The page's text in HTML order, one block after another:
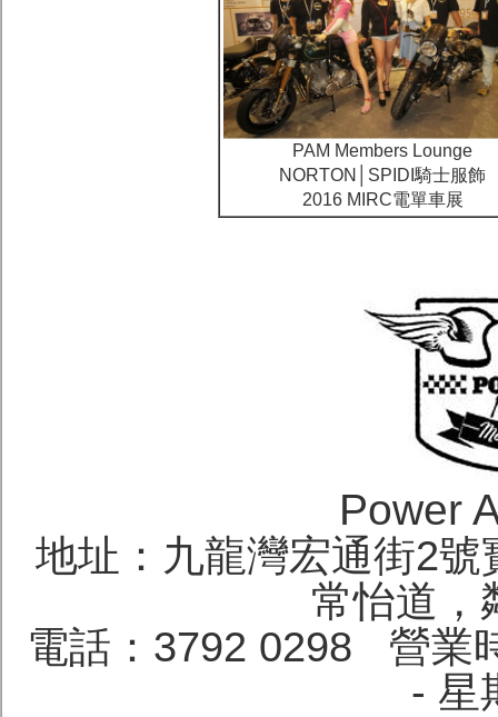
PAM Members Lounge
NORTON│SPIDI騎士服飾
2016 MIRC電單車展
Power
地址：九龍灣宏通街2
常怡道，
電話：3792 0298
營業
- 星